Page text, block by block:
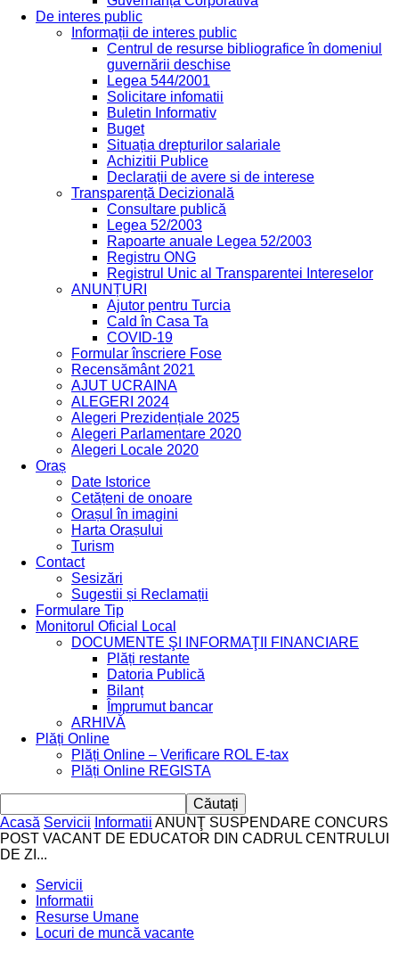
De interes public
Informații de interes public
Centrul de resurse bibliografice în domeniul
guvernării deschise
Legea 544/2001
Solicitare infomatii
Buletin Informativ
Buget
Situația drepturilor salariale
Achizitii Publice
Declarații de avere si de interese
Transparență Decizională
Consultare publică
Legea 52/2003
Rapoarte anuale Legea 52/2003
Registru ONG
Registrul Unic al Transparentei Intereselor
ANUNȚURI
Ajutor pentru Turcia
Cald în Casa Ta
COVID-19
Formular înscriere Fose
Recensământ 2021
AJUT UCRAINA
ALEGERI 2024
Alegeri Prezidențiale 2025
Alegeri Parlamentare 2020
Alegeri Locale 2020
Oraș
Date Istorice
Cetățeni de onoare
Orașul în imagini
Harta Orașului
Turism
Contact
Sesizări
Sugestii și Reclamații
Formulare Tip
Monitorul Oficial Local
DOCUMENTE ŞI INFORMAŢII FINANCIARE
Plăți restante
Datoria Publică
Bilanț
Împrumut bancar
ARHIVĂ
Plăți Online
Plăți Online – Verificare ROL E-tax
Plăți Online REGISTA
Acasă Servicii Informatii ANUNŢ SUSPENDARE CONCURS
POST VACANT DE EDUCATOR DIN CADRUL CENTRULUI
DE ZI...
Servicii
Informatii
Resurse Umane
Locuri de muncă vacante